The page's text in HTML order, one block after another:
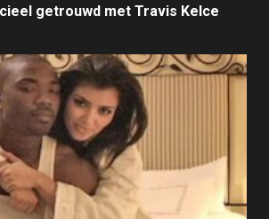
getrouwd met Travis Kelce